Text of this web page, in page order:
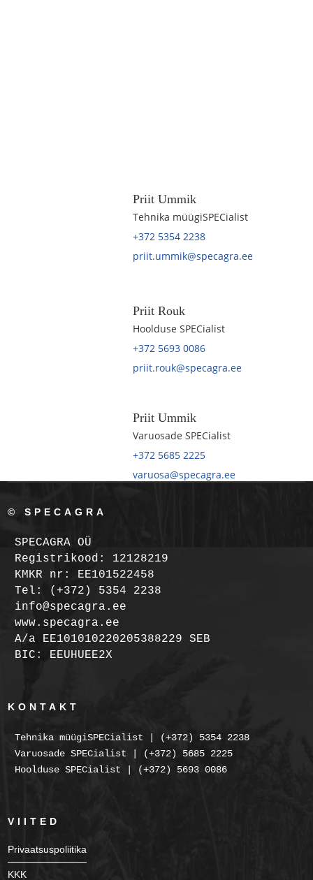
Priit Ummik
Tehnika müügiSPECialist
+372 5354 2238
priit.ummik@specagra.ee
Priit Rouk
Hoolduse SPECialist
+372 5693 0086
priit.rouk@specagra.ee
Priit Ummik
Varuosade SPECialist
+372 5685 2225
varuosa@specagra.ee
© SPECAGRA
SPECAGRA OÜ
Registrikood: 12128219
KMKR nr: EE101522458
Tel: (+372) 5354 2238
info@specagra.ee
www.specagra.ee
A/a EE101010220205388229 SEB
BIC: EEUHUEE2X
KONTAKT
Tehnika müügiSPECialist | (+372) 5354 2238
Varuosade SPECialist | (+372) 5685 2225
Hoolduse SPECialist | (+372) 5693 0086
VIITED
Privaatsuspoliitika
KKK